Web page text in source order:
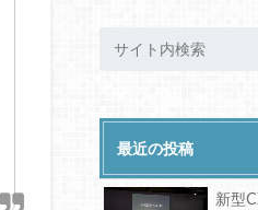
最近の投稿
新型